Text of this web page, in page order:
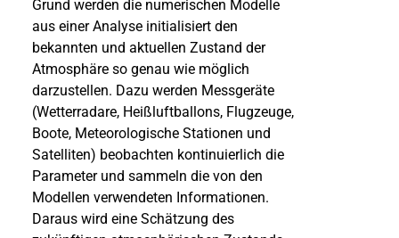
Grund werden die numerischen Modelle
aus einer Analyse initialisiert den
bekannten und aktuellen Zustand der
Atmosphäre so genau wie möglich
darzustellen. Dazu werden Messgeräte
(Wetterradare, Heißluftballons, Flugzeuge,
Boote, Meteorologische Stationen und
Satelliten) beobachten kontinuierlich die
Parameter und sammeln die von den
Modellen verwendeten Informationen.
Daraus wird eine Schätzung des